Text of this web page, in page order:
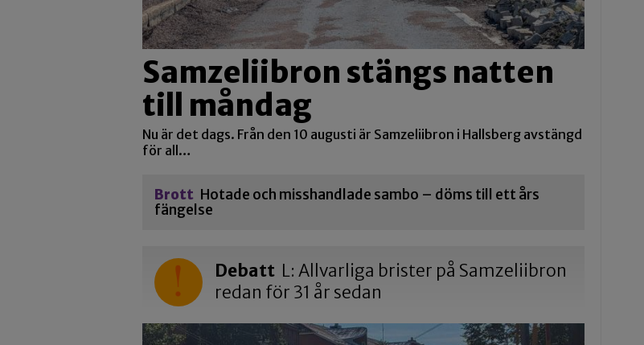
Samzeliibron stängs natten
till måndag
Nu är det dags. Från den 10 augusti är Samzeliibron i Hallsberg avstängd
för all…
Brott Hotade och misshandlade sambo – döms till ett års
fängelse
Debatt L: Allvarliga brister på Samzeliibron
redan för 31 år sedan